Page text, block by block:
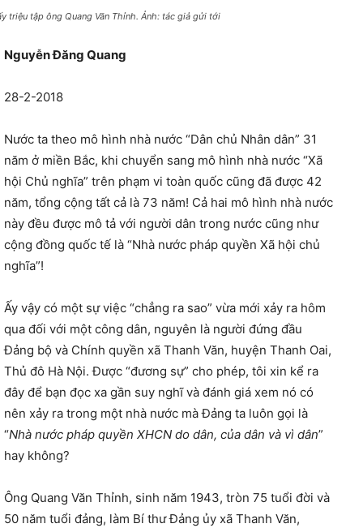
triệu tập ông Quang Văn Thỉnh. Ảnh: tác giả gửi tới
Nguyễn Đăng Quang
28-2-2018
Nước ta theo mô hình nhà nước “Dân chủ Nhân dân” 31
năm ở miền Bắc, khi chuyển sang mô hình nhà nước “Xã
hội Chủ nghĩa” trên phạm vi toàn quốc cũng đã được 42
năm, tổng cộng tất cả là 73 năm! Cả hai mô hình nhà nước
này đều được mô tả với người dân trong nước cũng như
cộng đồng quốc tế là “Nhà nước pháp quyền Xã hội chủ
nghĩa”!
Ấy vậy có một sự việc “chẳng ra sao” vừa mới xảy ra hôm
qua đối với một công dân, nguyên là người đứng đầu
Đảng bộ và Chính quyền xã Thanh Văn, huyện Thanh Oai,
Thủ đô Hà Nội. Được “đương sự” cho phép, tôi xin kể ra
đây để bạn đọc xa gần suy nghĩ và đánh giá xem nó có
nên xảy ra trong một nhà nước mà Đảng ta luôn gọi là
“Nhà nước pháp quyền XHCN do dân, của dân và vì dân”
hay không?
Ông Quang Văn Thỉnh, sinh năm 1943, tròn 75 tuổi đời và
50 năm tuổi đảng, làm Bí thư Đảng ủy xã Thanh Văn,